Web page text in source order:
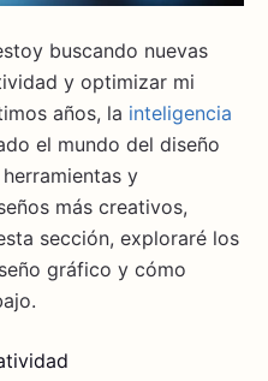
buscando nuevas
y optimizar mi
años, la inteligencia
el mundo del diseño
y
más creativos,
sección, exploraré los
gráfico y cómo